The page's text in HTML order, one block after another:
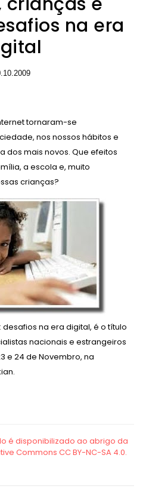
na era
tornaram-se
nos nossos hábitos e
dos mais novos. Que efeitos
a escola e, muito
crianças?
na era digital, é o título
nacionais e estrangeiros
e 24 de Novembro, na